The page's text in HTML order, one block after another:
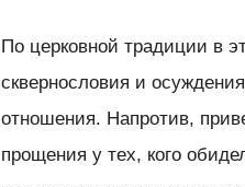
По церковной традиции в
сквернословия и
отношения. Напротив,
прощения у тех, кого